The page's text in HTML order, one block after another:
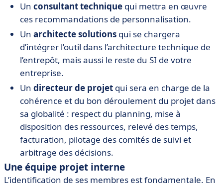
Un consultant technique qui mettra en œuvre
ces recommandations de personnalisation.
Un architecte solutions qui se chargera
d’intégrer l’outil dans l’architecture technique de
l’entrepôt, mais aussi le reste du SI de votre
entreprise.
Un directeur de projet qui sera en charge de la
cohérence et du bon déroulement du projet dans
sa globalité : respect du planning, mise à
disposition des ressources, relevé des temps,
facturation, pilotage des comités de suivi et
arbitrage des décisions.
Une équipe projet interne
L’identification de ses membres est fondamentale. En